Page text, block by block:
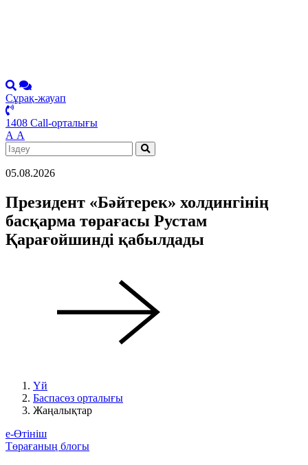
Сұрақ-жауап
1408 Call-орталығы
А А
05.08.2026
Президент «Бәйтерек» холдингінің
басқарма төрағасы Рустам
Қарағойшинді қабылдады
Үй
Баспасөз орталығы
Жаңалықтар
е-Өтініш
Төрағаның блогы